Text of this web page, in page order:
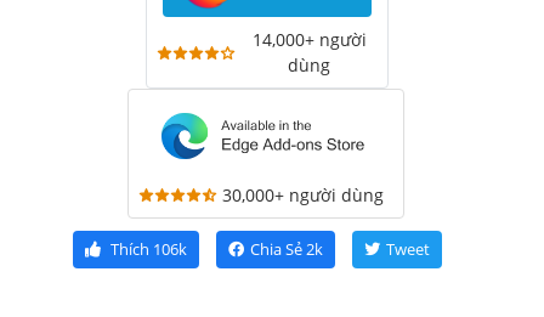
14,000+ người
dùng
30,000+ người dùng
Thích 106k Chia Sẻ2k Tweet